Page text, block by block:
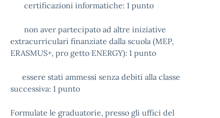
certificazioni informatiche: 1 punto
non aver partecipato ad altre iniziative
extracurriculari finanziate dalla scuola (MEP,
ERASMUS+, pro getto ENERGY): 1 punto
essere stati ammessi senza debiti alla classe
successiva: 1 punto
Formulate le graduatorie, presso gli uffici del